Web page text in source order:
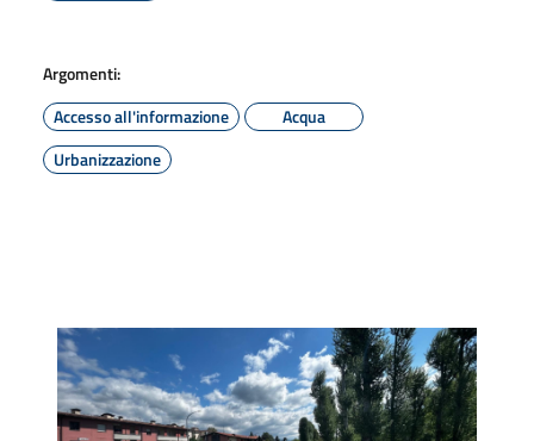
Argomenti:
Accesso all'informazione
Acqua
Urbanizzazione